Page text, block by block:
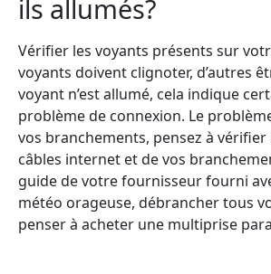
ils allumés?
Vérifier les voyants présents sur
voyants doivent clignoter, d’autres
voyant n’est allumé, cela indique
problème de connexion. Le
vos branchements, pensez à vérifier
câbles internet et de vos
guide de votre fournisseur fourni
météo orageuse, débrancher tous
penser à acheter une multiprise